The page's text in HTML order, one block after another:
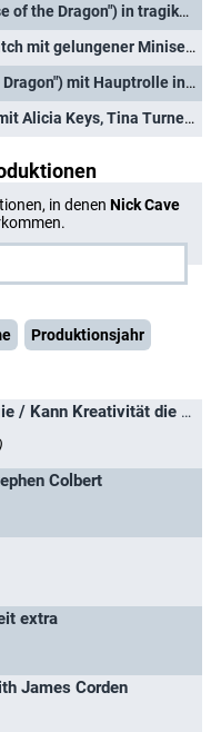
Trailer zur Romanadaption "The Death of Bunny Munro"
"Eric": Benedict Cumberbatch mit gelungener Miniserie zwischen "The Wire" und "Muppet Show"
Matt Smith ("House of the Dragon") mit Hauptrolle in düsterer Sky-Serie "The Death of Bunny Munro"
arte: "Summer of Voices" mit Alicia Keys, Tina Turner, Eagles, Queen und Beatles
in denen Nick Cave
Produktionsjahr
Die Kreativitäts-Trilogie / Kann Kreativität die Welt retten?
Colbert
extra
James Corden